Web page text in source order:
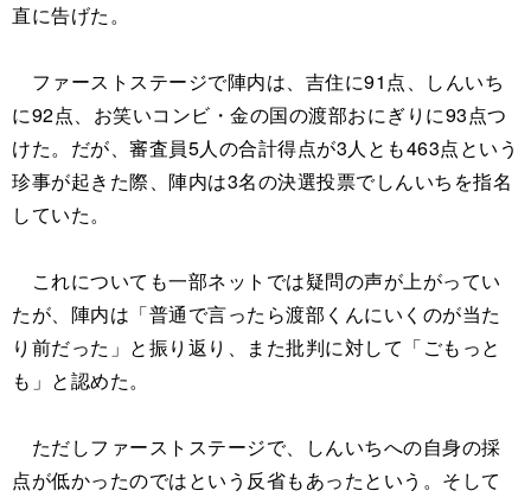
直に告げた。
ファーストステージで陣内は、吉住に91点、しんいち
に92点、お笑いコンビ・金の国の渡部おにぎりに93点つ
けた。だが、審査員5人の合計得点が3人とも463点という
珍事が起きた際、陣内は3名の決選投票でしんいちを指名
していた。
これについても一部ネットでは疑問の声が上がってい
たが、陣内は「普通で言ったら渡部くんにいくのが当た
り前だった」と振り返り、また批判に対して「ごもっと
も」と認めた。
ただしファーストステージで、しんいちへの自身の採
点が低かったのではという反省もあったという。そして